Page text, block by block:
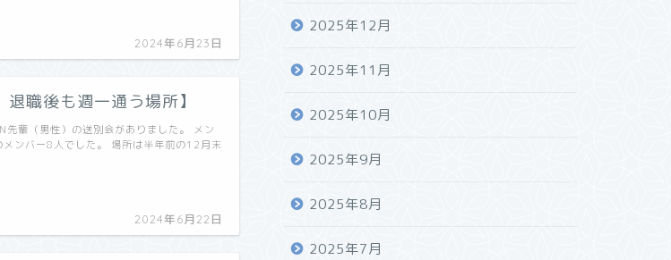
2024年6月23日
退職後も週一通う場所】
2024年6月22日
先輩（男性）の送別会がありました。 メン
ンバー8人でした。 場所は半年前の12月末
2025年12月
2025年11月
2025年10月
2025年9月
2025年8月
2025年7月